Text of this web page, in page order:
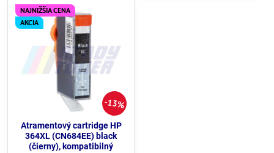
13%
NAJNIŽŠIA CENA
AKCIA
Atramentový cartridge HP
364XL (CN684EE) black
(čierny), kompatibilný